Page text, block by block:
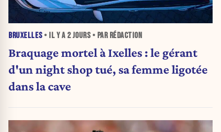
BRUXELLES• IL Y A 2 JOURS• PAR RÉDACTION
Braquage mortel à Ixelles : le gérant
d'un night shop tué, sa femme ligotée
dans la cave